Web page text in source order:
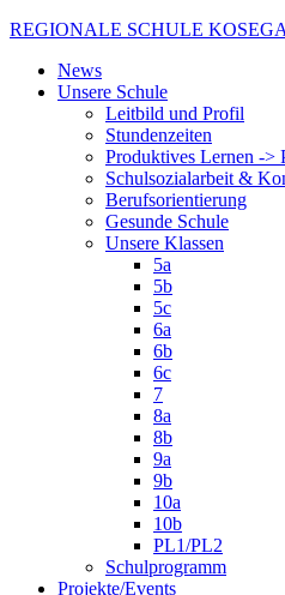
Skip
content
REGIONALE SCHULE
News
Unsere Schule
Leitbild und Profil
Stundenzeiten
Produktives Lernen ->
Schulsozialarbeit &
Berufsorientierung
Gesunde Schule
Unsere Klassen
5a
5b
5c
6a
6b
6c
7
8a
8b
9a
9b
10a
10b
PL1/PL2
Schulprogramm
Projekte/Events